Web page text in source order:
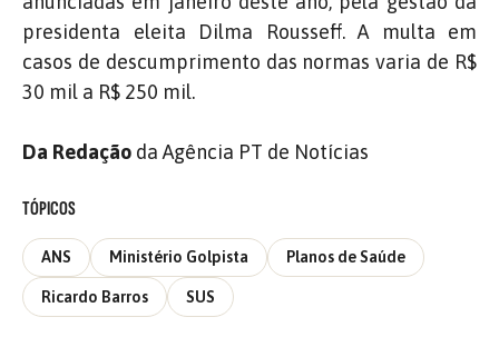
presidenta eleita Dilma Rousseff. A multa em
casos de descumprimento das normas varia de R$
30 mil a R$ 250 mil.
Da Redação da Agência PT de Notícias
TÓPICOS
ANS Ministério Golpista Planos de Saúde
Ricardo Barros SUS